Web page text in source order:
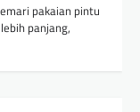
pakaian pintu
panjang,